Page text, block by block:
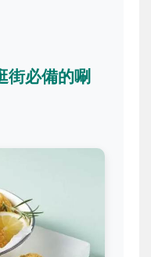
街必備的唰